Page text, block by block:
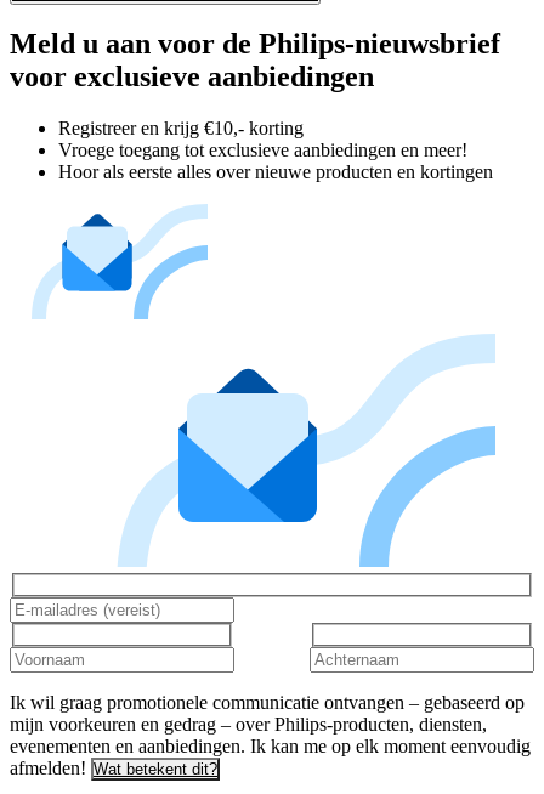
Meld u aan voor de Philips-nieuwsbrief
voor exclusieve aanbiedingen
Registreer en krijg €10,- korting
Vroege toegang tot exclusieve aanbiedingen en meer!
Hoor als eerste alles over nieuwe producten en kortingen
Ik wil graag promotionele communicatie ontvangen – gebaseerd op
mijn voorkeuren en gedrag – over Philips-producten, diensten,
evenementen en aanbiedingen. Ik kan me op elk moment eenvoudig
afmelden! Wat betekent dit?